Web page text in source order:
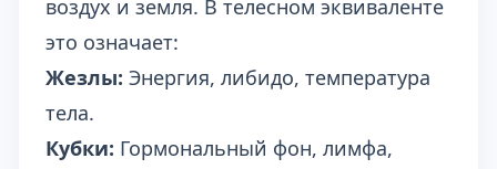
воздух и земля. В телесном эквиваленте
это означает:
Жезлы: Энергия, либидо, температура
тела.
Кубки: Гормональный фон, лимфа,